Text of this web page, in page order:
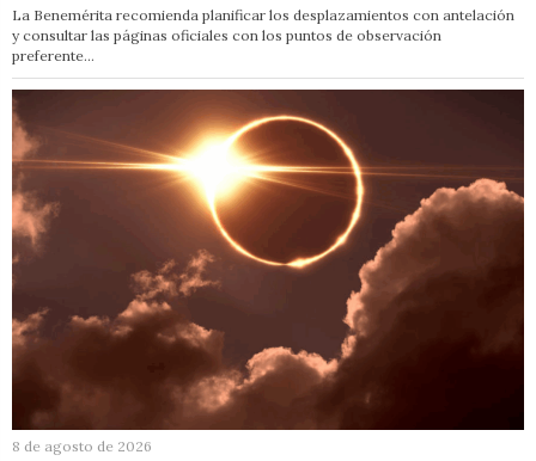
La Benemérita recomienda planificar los desplazamientos con antelación
y consultar las páginas oficiales con los puntos de observación
preferente…
8 de agosto de 2026